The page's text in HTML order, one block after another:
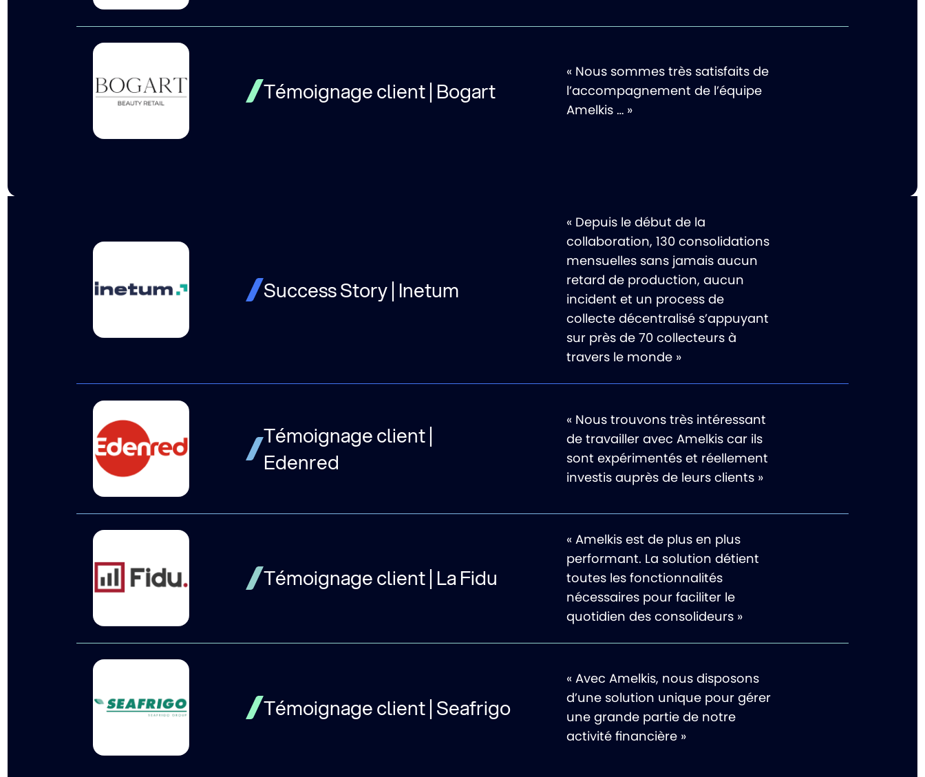
Témoignage client | Bogart
« Nous sommes très satisfaits de
l’accompagnement de l’équipe
Amelkis … »
Success Story | Inetum
« Depuis le début de la
collaboration, 130 consolidations
mensuelles sans jamais aucun
retard de production, aucun
incident et un process de
collecte décentralisé s’appuyant
sur près de 70 collecteurs à
travers le monde »
Témoignage client |
Edenred
« Nous trouvons très intéressant
de travailler avec Amelkis car ils
sont expérimentés et réellement
investis auprès de leurs clients »
Témoignage client | La Fidu
« Amelkis est de plus en plus
performant. La solution détient
toutes les fonctionnalités
nécessaires pour faciliter le
quotidien des consolideurs »
Témoignage client | Seafrigo
« Avec Amelkis, nous disposons
d’une solution unique pour gérer
une grande partie de notre
activité financière »